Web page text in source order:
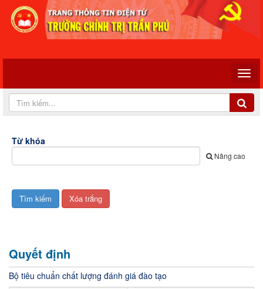
Từ khóa
Nâng cao
Quyết định
Bộ tiêu chuẩn chất lượng đánh giá đào tạo